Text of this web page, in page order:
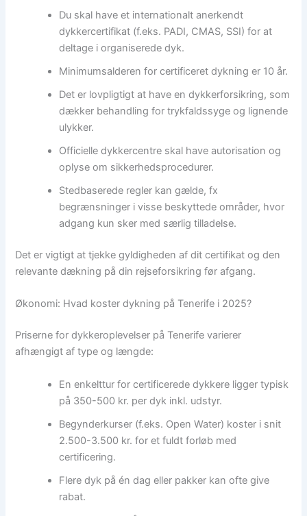
Du skal have et internationalt anerkendt
dykkercertifikat (f.eks. PADI, CMAS, SSI) for at
deltage i organiserede dyk.
Minimumsalderen for certificeret dykning er 10 år.
Det er lovpligtigt at have en dykkerforsikring, som
dækker behandling for trykfaldssyge og lignende
ulykker.
Officielle dykkercentre skal have autorisation og
oplyse om sikkerhedsprocedurer.
Stedbaserede regler kan gælde, fx
begrænsninger i visse beskyttede områder, hvor
adgang kun sker med særlig tilladelse.
Det er vigtigt at tjekke gyldigheden af dit certifikat og den
relevante dækning på din rejseforsikring før afgang.
Økonomi: Hvad koster dykning på Tenerife i 2025?
Priserne for dykkeroplevelser på Tenerife varierer
afhængigt af type og længde:
En enkelttur for certificerede dykkere ligger typisk
på 350-500 kr. per dyk inkl. udstyr.
Begynderkurser (f.eks. Open Water) koster i snit
2.500-3.500 kr. for et fuldt forløb med
certificering.
Flere dyk på én dag eller pakker kan ofte give
rabat.